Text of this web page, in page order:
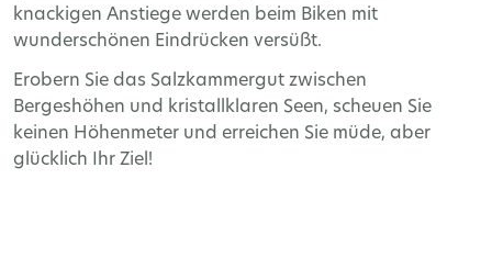
knackigen Anstiege werden beim Biken mit
wunderschönen Eindrücken versüßt.
Erobern Sie das Salzkammergut zwischen
Bergeshöhen und kristallklaren Seen, scheuen Sie
keinen Höhenmeter und erreichen Sie müde, aber
glücklich Ihr Ziel!